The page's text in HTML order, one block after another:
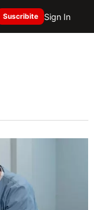
Suscribite Sign In